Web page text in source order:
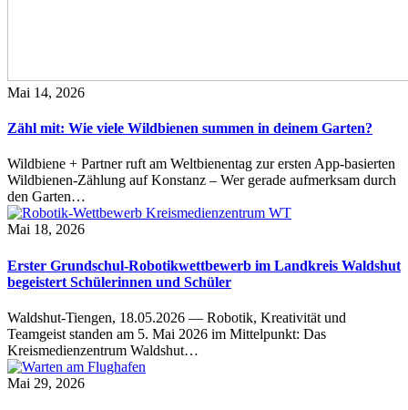
Mai 14, 2026
Zähl mit: Wie viele Wildbienen summen in deinem Garten?
Wildbiene + Partner ruft am Weltbienentag zur ersten App-basierten
Wildbienen-Zählung auf Konstanz – Wer gerade aufmerksam durch
den Garten…
Mai 18, 2026
Erster Grundschul-Robotikwettbewerb im Landkreis Waldshut
begeistert Schülerinnen und Schüler
Waldshut-Tiengen, 18.05.2026 — Robotik, Kreativität und
Teamgeist standen am 5. Mai 2026 im Mittelpunkt: Das
Kreismedienzentrum Waldshut…
Mai 29, 2026